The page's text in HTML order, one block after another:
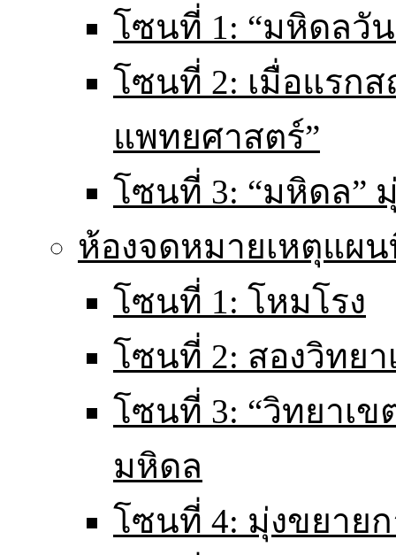
โซนที่ 1: “มหิดลวั
โซนที่ 2: เมื่อแรก
แพทยศาสตร์”
โซนที่ 3: “มหิดล”
ห้องจดหมายเหตุแผ
โซนที่ 1: โหมโรง
โซนที่ 2: สองวิทย
โซนที่ 3: “วิทยาเ
มหิดล
โซนที่ 4: มุ่งขยาย